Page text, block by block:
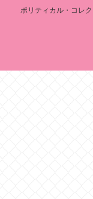
ポリティカル・コレ